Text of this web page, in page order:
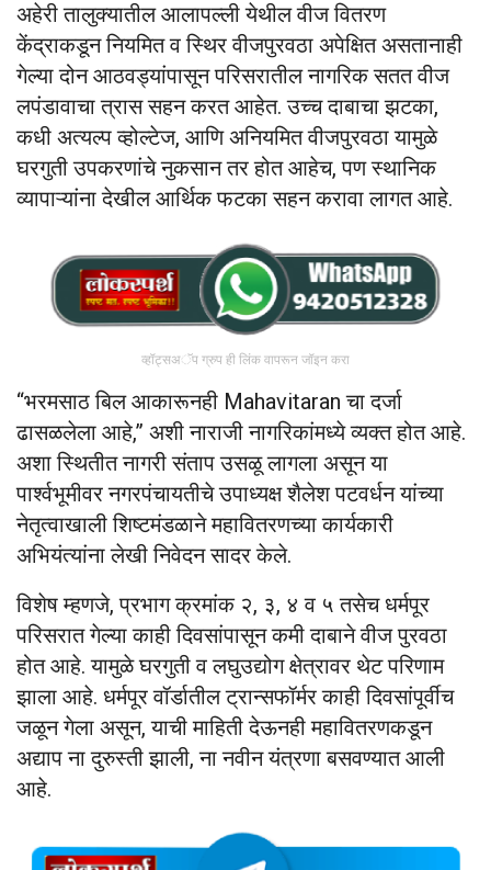
अहेरी तालुक्यातील आलापल्ली येथील वीज वितरण
केंद्राकडून नियमित व स्थिर वीजपुरवठा अपेक्षित असतानाही
गेल्या दोन आठवड्यांपासून परिसरातील नागरिक सतत वीज
लपंडावाचा त्रास सहन करत आहेत. उच्च दाबाचा झटका,
कधी अत्यल्प व्होल्टेज, आणि अनियमित वीजपुरवठा यामुळे
घरगुती उपकरणांचे नुकसान तर होत आहेच, पण स्थानिक
व्यापाऱ्यांना देखील आर्थिक फटका सहन करावा लागत आहे.
व्हॉट्सअॅप ग्रुप ही लिंक वापरून जॉइन करा
“भरमसाठ बिल आकारूनही Mahavitaran चा दर्जा
ढासळलेला आहे,” अशी नाराजी नागरिकांमध्ये व्यक्त होत आहे.
अशा स्थितीत नागरी संताप उसळू लागला असून या
पार्श्वभूमीवर नगरपंचायतीचे उपाध्यक्ष शैलेश पटवर्धन यांच्या
नेतृत्वाखाली शिष्टमंडळाने महावितरणच्या कार्यकारी
अभियंत्यांना लेखी निवेदन सादर केले.
विशेष म्हणजे, प्रभाग क्रमांक २, ३, ४ व ५ तसेच धर्मपूर
परिसरात गेल्या काही दिवसांपासून कमी दाबाने वीज पुरवठा
होत आहे. यामुळे घरगुती व लघुउद्योग क्षेत्रावर थेट परिणाम
झाला आहे. धर्मपूर वॉर्डातील ट्रान्सफॉर्मर काही दिवसांपूर्वीच
जळून गेला असून, याची माहिती देऊनही महावितरणकडून
अद्याप ना दुरुस्ती झाली, ना नवीन यंत्रणा बसवण्यात आली
आहे.